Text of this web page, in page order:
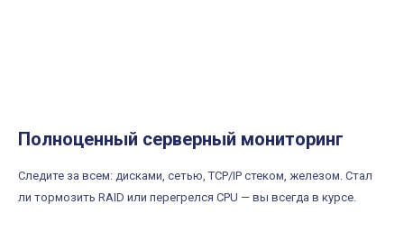
Полноценный серверный мониторинг
Следите за всем: дисками, сетью, TCP/IP стеком, железом. Стал
ли тормозить RAID или перегрелся CPU — вы всегда в курсе.